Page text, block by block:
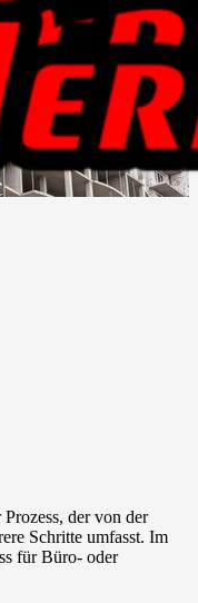
der von der
Schritte umfasst. Im
für Büro- oder